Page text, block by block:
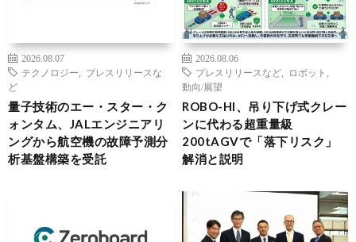
2026.08.07
テクノロジー
プレスリリースな
ど
量子技術のエー・スター・ク
ォンタム、JALエンジニアリ
ングから航空機の故障予測分
析基盤構築を受託
2026.08.06
プレスリリースなど
ロボット
動向/展望
ROBO-HI、吊り下げ式クレー
ンに代わる超重量級
200tAGVで「落下リスク」
解消と説明